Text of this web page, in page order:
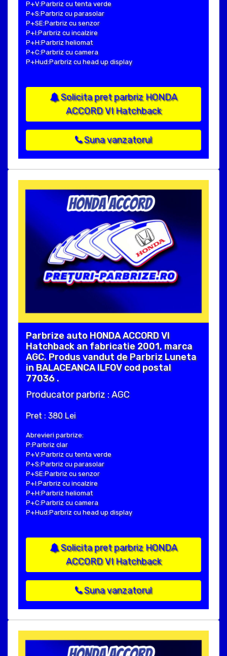
P+V:Parbriz cu tenta verde
P+S:Parbriz cu parasolar
P+SE:Parbriz cu senzor
P+I:Parbriz cu incalzire
P+H:Parbriz heliomat
P+C:Parbriz cu camera
P+Hud:Parbriz cu head up display
Solicita pret parbriz HONDA
ACCORD VI Hatchback
Suna vanzatorul
Parbrize auto HONDA ACCORD VI
Hatchback an fabricatie 2001, marca
AGC. Produs vandut de Parbriz Luneta
in BALACEANCA ILFOV cod postal
77036 .
Producator parbriz : AGC
Pret : 380 Lei
Abrevieri parbrize:
P:Parbriz clar
P+V:Parbriz cu tenta verde
P+S:Parbriz cu parasolar
P+SE:Parbriz cu senzor
P+I:Parbriz cu incalzire
P+H:Parbriz heliomat
P+C:Parbriz cu camera
P+Hud:Parbriz cu head up display
Solicita pret parbriz HONDA
ACCORD VI Hatchback
Suna vanzatorul